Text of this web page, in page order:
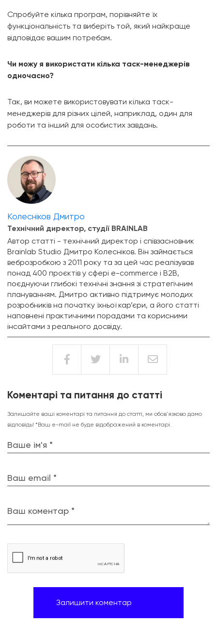
Спробуйте кілька програм, порівняйте їх
функціональність та виберіть той, який найкраще
відповідає вашим потребам.
Чи можу я використати кілька таск-менеджерів
одночасно?
Так, ви можете використовувати кілька таск-
менеджерів для різних цілей, наприклад, один для
роботи та інший для особистих завдань.
Колесніков Дмитро
Технічний директор, студії BRAINLAB
Автор статті - технічний директор і співзасновник
Brainlab Studio Дмитро Колесніков. Він займається
веброзробкою з 2011 року та за цей час реалізував
понад 400 проєктів у сфері e-commerce і B2B,
поєднуючи глибокі технічні знання зі стратегічним
плануванням. Дмитро активно підтримує молодих
розробників на початку їхньої кар’єри, а його статті
наповнені практичними порадами та корисними
інсайтами з реального досвіду.
Коментарі та питання до статті
Залишайте ваші коментарі та питання до статті, ми обов'язково дамо
відповідь! *Ваш e-mail не буде відображений в коментарі.
Ваше ім'я *
Ваш email *
Ваш коментар *